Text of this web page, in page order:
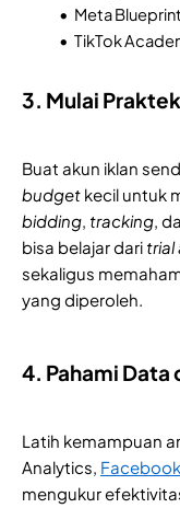
Meta
TikTok
3. Mulai
Buat akun iklan
budget kecil untuk
bidding, tracking,
bisa belajar dari trial
sekaligus
yang diperoleh.
4. Pahami Data
Latih kemampuan
Analytics,
mengukur